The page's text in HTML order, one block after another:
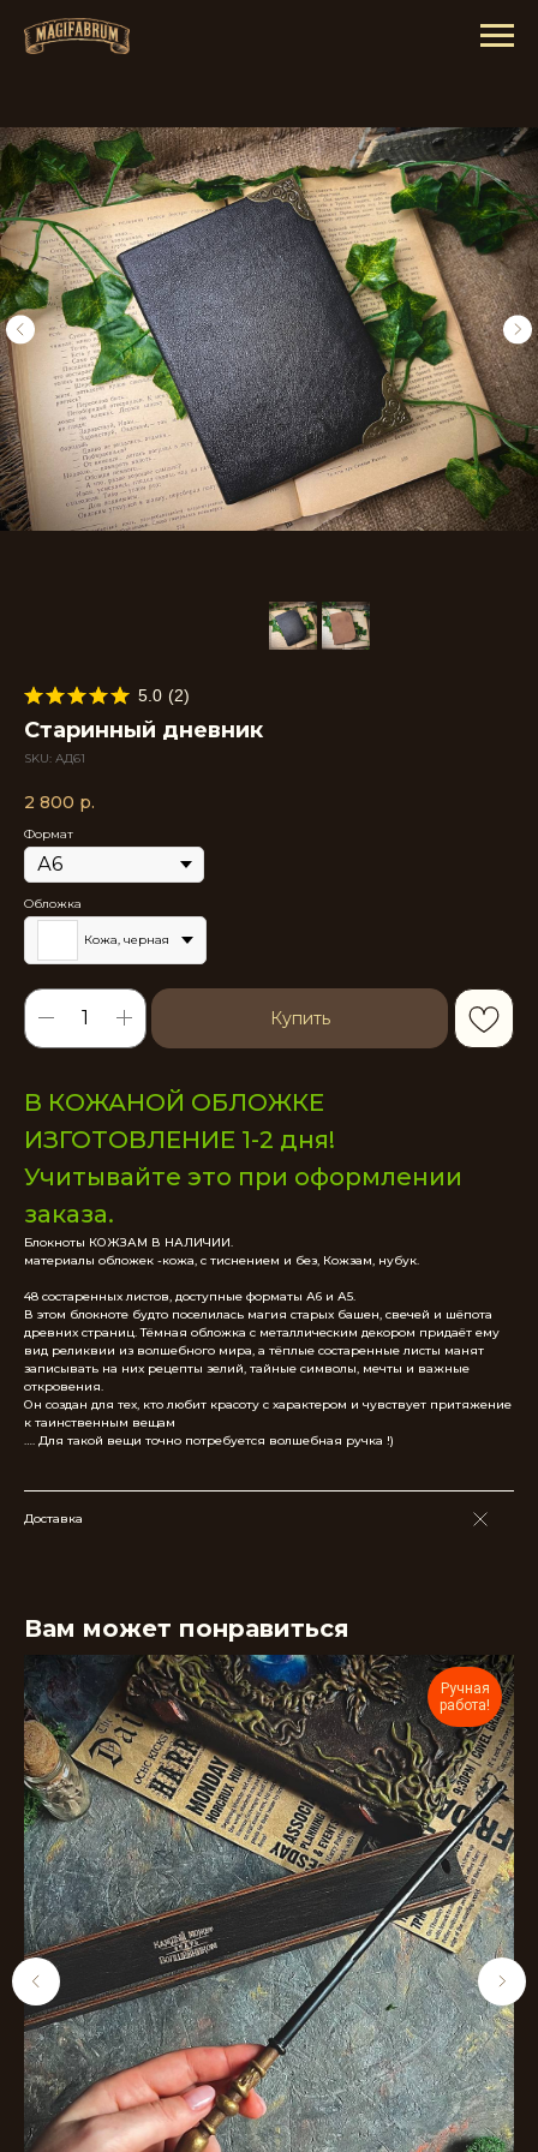
5.0 (2)
Старинный дневник
SKU: АД61
2 800 р.
Формат
Обложка
Кожа, черная
Купить
В КОЖАНОЙ ОБЛОЖКЕ
ИЗГОТОВЛЕНИЕ 1-2 дня!
Учитывайте это при оформлении
заказа.
Блокноты КОЖЗАМ В НАЛИЧИИ.
материалы обложек -кожа, с тиснением и без, Кожзам, нубук.
48 состаренных листов, доступные форматы А6 и А5.
В этом блокноте будто поселилась магия старых башен, свечей и шёпота
древних страниц. Тёмная обложка с металлическим декором придаёт ему
вид реликвии из волшебного мира, а тёплые состаренные листы манят
записывать на них рецепты зелий, тайные символы, мечты и важные
откровения.
Он создан для тех, кто любит красоту с характером и чувствует притяжение
к таинственным вещам
…. Для такой вещи точно потребуется волшебная ручка !)
Доставка
Вам может понравиться
Ручная
работа!